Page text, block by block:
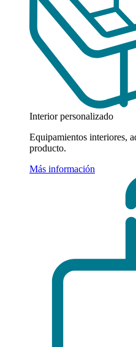
Interior personalizado
Equipamientos interiores,
producto.
Más información